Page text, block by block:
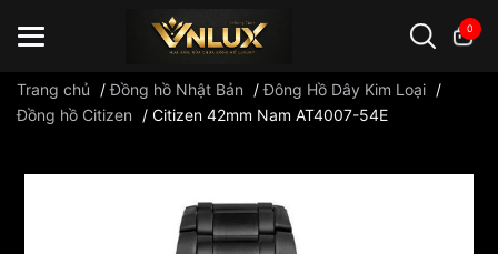
0
Trang chủ /Đồng hồ Nhật Bản /Đông Hồ Dây Kim Loại /
Đồng hồ Citizen
/ Citizen 42mm Nam AT4007-54E